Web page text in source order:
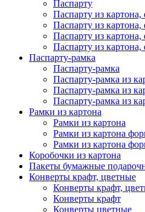
Паспарту
Паспарту из
Паспарту из
Паспарту из
Паспарту из
Паспарту-рамка
Паспарту-рамка
Паспарту-рамка из
Паспарту-рамка из
Паспарту-рамка из
Рамки из картона
Рамки из картона
Рамки из картона
Рамки из картона
Коробочки из картона
Пакеты бумажные
Конверты крафт, цветные
Конверты крафт,
Конверты крафт
Конверты цветные